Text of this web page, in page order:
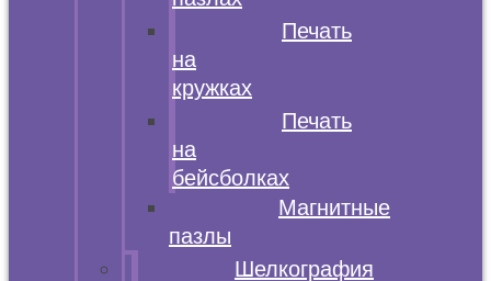
Печать
на
кружках
Печать
на
бейсболках
Магнитные
пазлы
Шелкография